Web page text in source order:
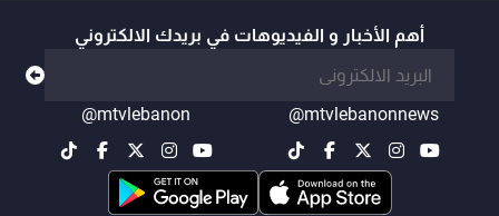
أهم الأخبار و الفيديوهات في بريدك الالكتروني
@mtvlebanonnews
@mtvlebanon